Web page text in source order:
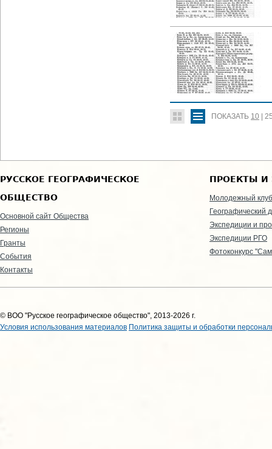
ПОКАЗАТЬ 10
РУССКОЕ ГЕОГРАФИЧЕСКОЕ
ОБЩЕСТВО
Основной сайт Общества
Регионы
Гранты
События
Контакты
ПРОЕКТЫ И
Молодежный клуб
Географический
Экспедиции и
Экспедиции РГО
Фотоконкурс
© ВОО "Русское географическое общество", 2013-2026 г.
Условия использования материалов Политика защиты и обработки